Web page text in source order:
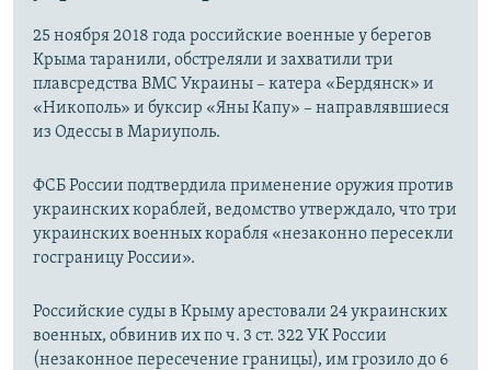
25 ноября 2018 года российские военные у берегов
Крыма таранили, обстреляли и захватили три
плавсредства ВМС Украины – катера «Бердянск» и
«Никополь» и буксир «Яны Капу» – направлявшиеся
из Одессы в Мариуполь.
ФСБ России подтвердила применение оружия против
украинских кораблей, ведомство утверждало, что три
украинских военных корабля «незаконно пересекли
госграницу России».
Российские суды в Крыму арестовали 24 украинских
военных, обвинив их по ч. 3 ст. 322 УК России
(незаконное пересечение границы), им грозило до 6